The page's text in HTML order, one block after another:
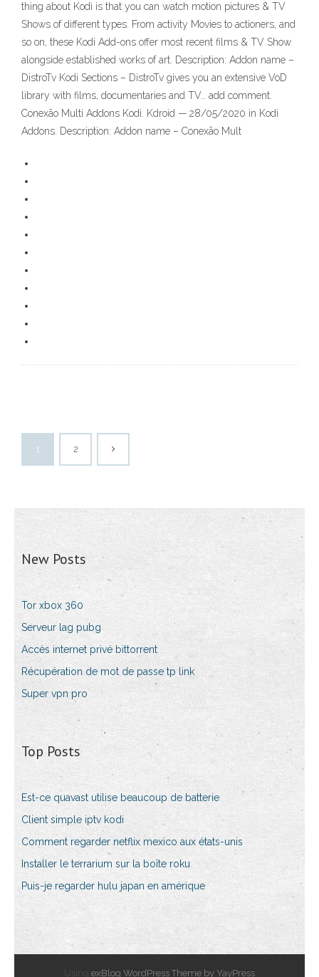
thing about Kodi is that you can watch motion pictures & TV
Shows of different types. From activity Movies to actioners, and
so on, these Kodi Add-ons offer most recent films & TV Show
alongside established works of art. Description: Addon name –
DistroTv Kodi Sections – DistroTv gives you an extensive VoD
library with films, documentaries and TV… add comment.
Conexão Multi Addons Kodi. Kdroid — 28/05/2020 in Kodi
Addons. Description: Addon name – Conexão Mult
1 2
New Posts
Tor xbox 360
Serveur lag pubg
Accès internet privé bittorrent
Récupération de mot de passe tp link
Super vpn pro
Top Posts
Est-ce quavast utilise beaucoup de batterie
Client simple iptv kodi
Comment regarder netflix mexico aux états-unis
Installer le terrarium sur la boîte roku
Puis-je regarder hulu japan en amérique
Using exBlog WordPress Theme by YayPress